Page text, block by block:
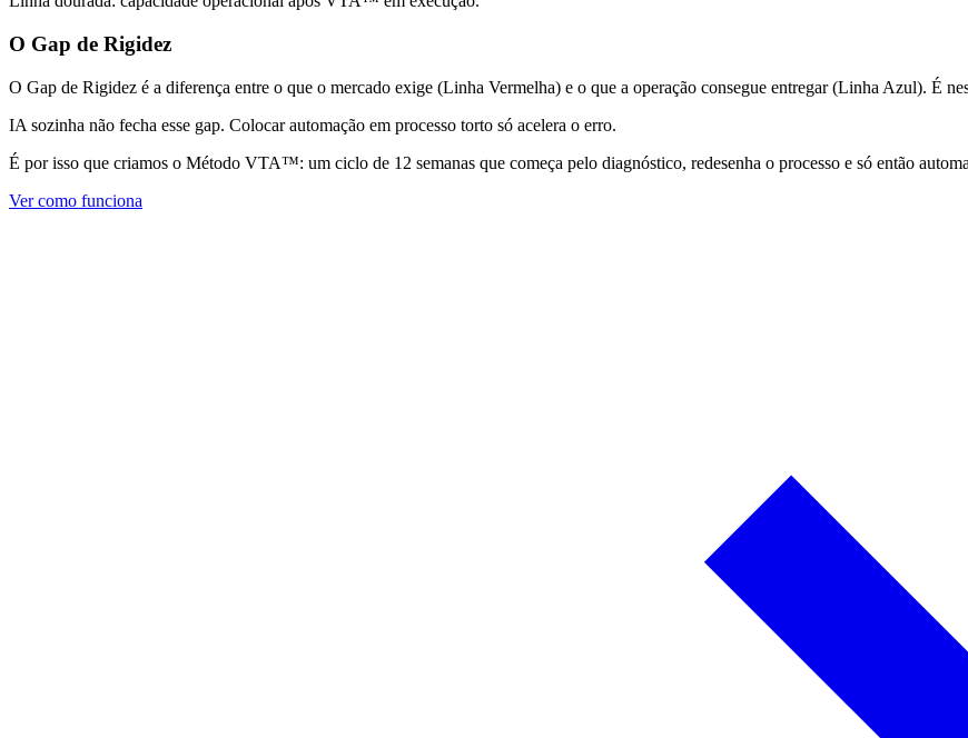
O Gap de Rigidez
O Gap de Rigidez é a diferença entre o que o mercado exige (Linha Vermelha) e o que a operação consegue entregar (Linha Azul). É
IA sozinha não fecha esse gap. Colocar automação em processo torto só acelera o erro.
É por isso que criamos o Método VTA™: um ciclo de 12 semanas que começa pelo diagnóstico, redesenha o processo e só então
Ver como funciona